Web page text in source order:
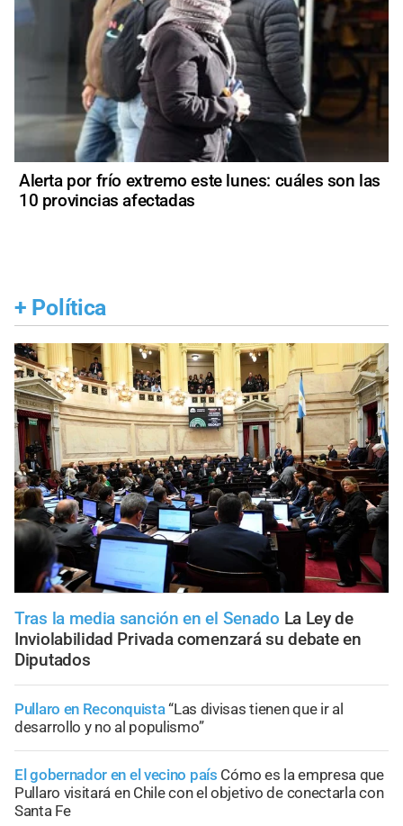
Alerta por frío extremo este lunes: cuáles son las
10 provincias afectadas
+ Política
Tras la media sanción en el Senado La Ley de
Inviolabilidad Privada comenzará su debate en
Diputados
Pullaro en Reconquista“Las divisas tienen que ir al
desarrollo y no al populismo”
El gobernador en el vecino país Cómo es la empresa que
Pullaro visitará en Chile con el objetivo de conectarla con
Santa Fe